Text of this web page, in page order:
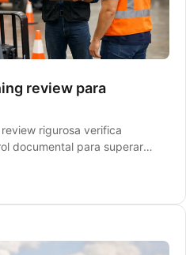
review para
rigurosa verifica
documental para superar